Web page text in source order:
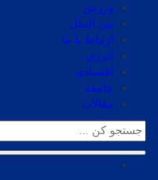
ورزش
بین الملل
ارتباط با ما
انرژی
اقتصادی
جامعه
مقالات